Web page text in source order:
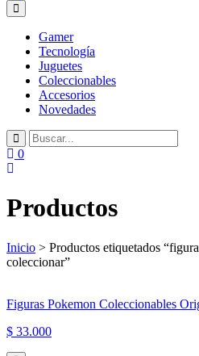
Gamer
Tecnología
Juguetes
Coleccionables
Accesorios
Novedades
0
Productos
Inicio > Productos etiquetados
coleccionar”
Figuras Pokemon Coleccionables
$ 33.000